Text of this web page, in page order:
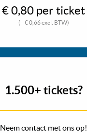
€ 0,80 per ticket
(= € 0,66 excl. BTW)
1.500+ tickets?
Neem contact met ons op!